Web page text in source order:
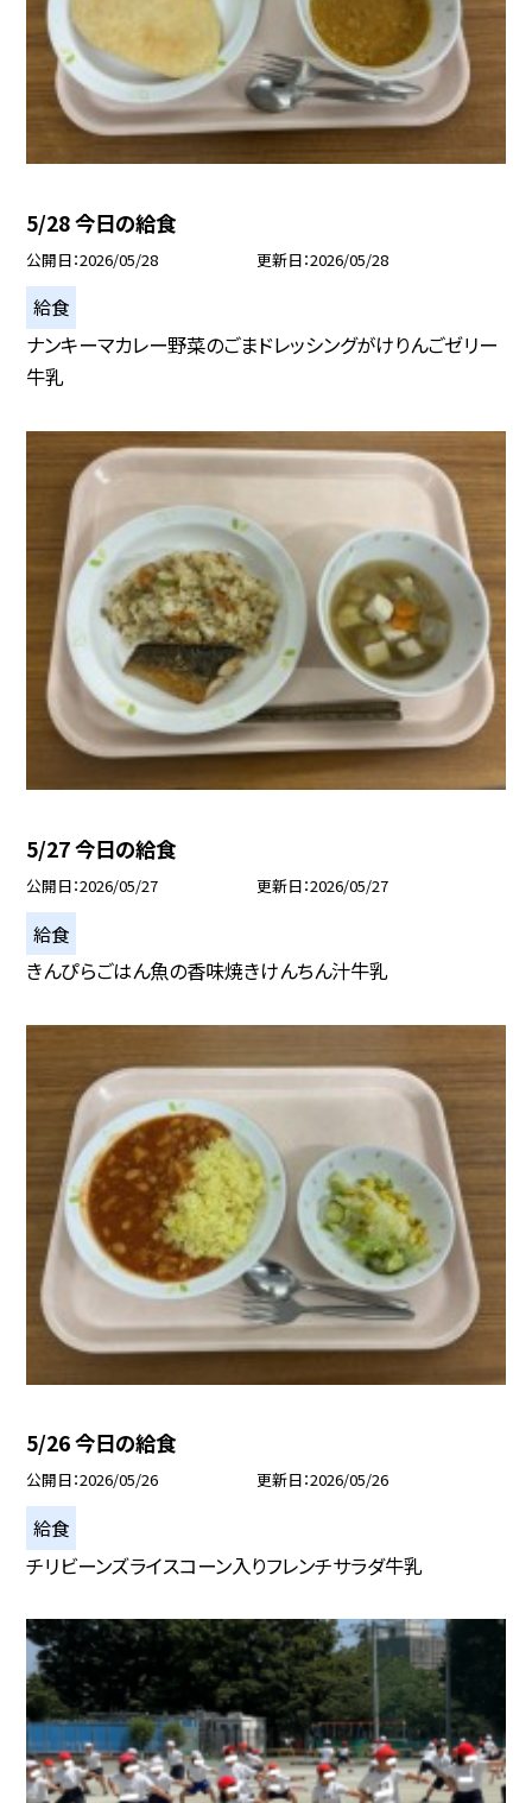
5/28 今日の給食
公開日 2026/05/28 更新日 2026/05/28
給食
ナンキーマカレー野菜のごまドレッシングがけりんごゼリー
牛乳
5/27 今日の給食
公開日 2026/05/27 更新日 2026/05/27
給食
きんぴらごはん魚の香味焼きけんちん汁牛乳
5/26 今日の給食
公開日 2026/05/26 更新日 2026/05/26
給食
チリビーンズライスコーン入りフレンチサラダ牛乳